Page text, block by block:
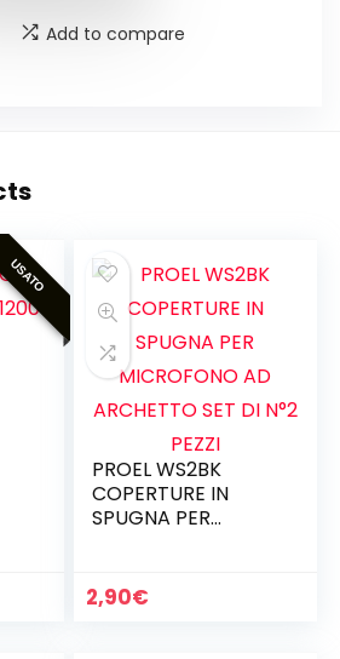
Add to compare
USATO
PROEL WS2BK
COPERTURE IN
SPUGNA PER
N°2 PEZZI
2,90€